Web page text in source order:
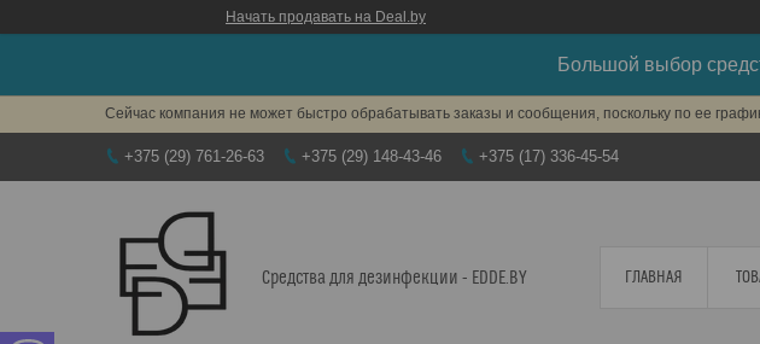
Начать продавать на Deal.by
Большой выбор
Сейчас компания не может быстро обрабатывать заказы и сообщения, поскольку по ее
+375 (29) 761-26-63 +375 (29) 148-43-46 +375 (17) 336-45-54
Средства для дезинфекции - EDDE.BY ГЛАВНАЯ